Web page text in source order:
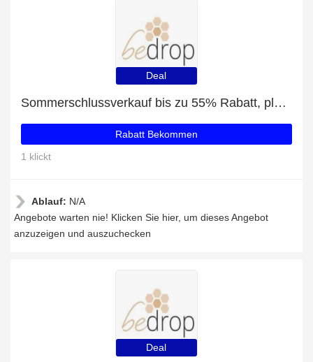
Deal
Sommerschlussverkauf bis zu 55% Rabatt, plus Vorteilsset: 3x Propolis Tinktur (alkoholfrei & wasserlöslich) - 30ml im 3er Set mit 5% Rabatt
Rabatt Bekommen
1 klickt
Ablauf: N/A
Angebote warten nie! Klicken Sie hier, um dieses Angebot
anzuzeigen und auszuchecken
Deal